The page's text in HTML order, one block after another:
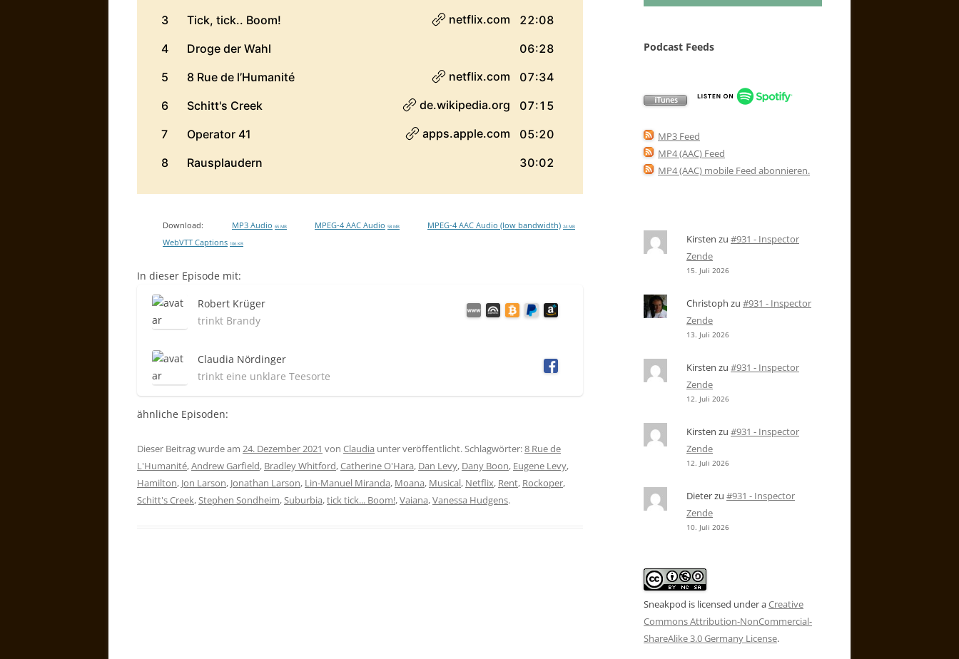
Download: MP3 Audio 65 MB MPEG-4 AAC Audio 58 MB MPEG-4 AAC Audio (low bandwidth) 24 MB
WebVTT Captions 106 KB
In dieser Episode mit:
Robert Krüger
trinkt Brandy
Claudia Nördinger
trinkt eine unklare Teesorte
ähnliche Episoden:
Dieser Beitrag wurde am 24. Dezember 2021 von Claudia unter veröffentlicht. Schlagwörter:8 Rue de
L'Humanité,Andrew Garfield, Bradley Whitford,Catherine O'Hara, Dan Levy, Dany Boon, Eugene Levy,
Hamilton, Jon Larson, Jonathan Larson, Lin-Manuel Miranda, Moana, Musical, Netflix, Rent, Rockoper,
Schitt's Creek,Stephen Sondheim,Suburbia,tick tick... Boom!,Vaiana,Vanessa Hudgens.
Podcast Feeds
MP3 Feed
MP4 (AAC) Feed
MP4 (AAC) mobile Feed abonnieren.
Kirsten zu #931 - Inspector
Zende
15. Juli 2026
Christoph zu #931 - Inspector
Zende
13. Juli 2026
Kirsten zu #931 - Inspector
Zende
12. Juli 2026
Kirsten zu #931 - Inspector
Zende
12. Juli 2026
Dieterzu #931 - Inspector
Zende
10. Juli 2026
Sneakpod is licensed under aCreative
Commons Attribution-NonCommercial-
ShareAlike 3.0 Germany License.